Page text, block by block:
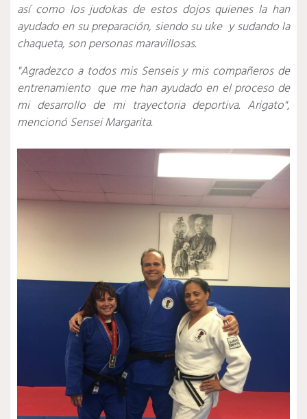
así como los judokas de estos dojos quienes la han
ayudado en su preparación, siendo su uke y sudando la
chaqueta, son personas maravillosas.
"Agradezco a todos mis Senseis y mis compañeros de
entrenamiento que me han ayudado en el proceso de
mi desarrollo de mi trayectoria deportiva. Arigato",
mencionó Sensei Margarita.